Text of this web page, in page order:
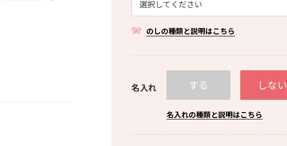
のしの種類と説明はこちら
名入れ する しない
名入れの種類と説明はこちら